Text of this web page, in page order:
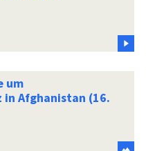
um
Afghanistan (16.